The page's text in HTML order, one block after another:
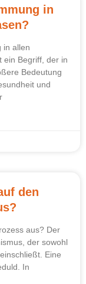
in
in allen
ein Begriff, der in
Bedeutung
und
den
aus? Der
der sowohl
Eine
In